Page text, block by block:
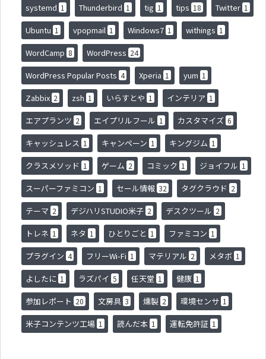
systemd 1 Thunderbird 1 tig 1 tips 18 Twitter 1
Ubuntu 1 vpopmail 1 Windows7 1 withings 1
WordCamp 8 WordPress 24
WordPress Popular Posts 4 Xperia 1 yum 1
Zabbix 2 zsh 1 いらすとや 1 インテリア 1
エアプランツ 2 エイプリルフール 1 カスタマイズ 6
キャッシュレス 1 キャンペーン 1 キングジム 1
クラスメソッド 1 ゲーム 2 コミック 1 ジョイフル 1
スーパーファミコン 1 セール情報 32 タグクラウド 2
テーマ 2 デジハリSTUDIO米子 2 デスクツール 2
トレネ 1 ネタ 1 ひとりごと 1 ファミコン 1
プラグイン 4 フリーWi-Fi 1 マテリアル 2 メタボ 1
よしたに 1 ラズパイ 5 任天堂 1 健康 1
参加レポート 20 文房具 3 燻製 2 環境センサ 1
米子コンテンツ工場 1 読んだ本 1 運転免許証 1